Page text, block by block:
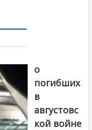
о
погибших
в
августовс
кой войне